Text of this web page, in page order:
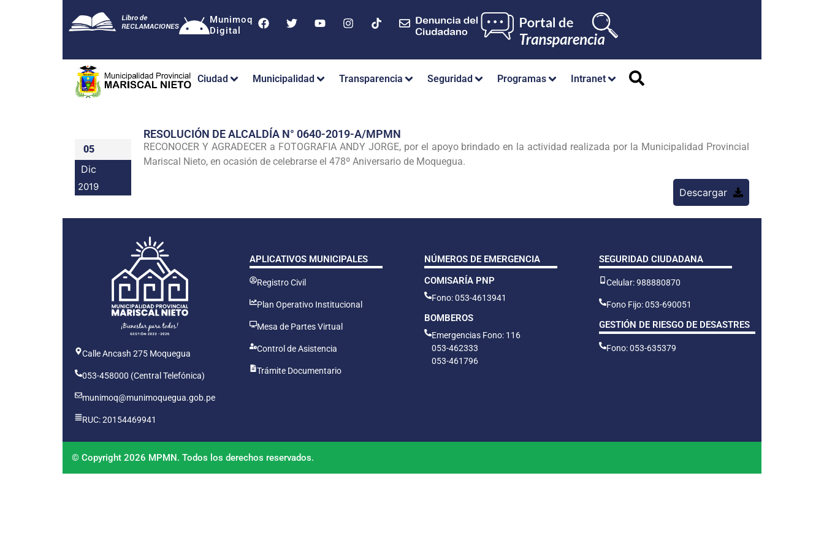
Munimoq
Digital
Ciudad Municipalidad Transparencia Seguridad Programas Intranet
05
Dic
2019
RESOLUCIÓN DE ALCALDÍA N° 0640-2019-A/MPMN
RECONOCER Y AGRADECER a FOTOGRAFIA ANDY JORGE, por el apoyo brindado en la actividad realizada por la Municipalidad Provincial
Mariscal Nieto, en ocasión de celebrarse el 478º Aniversario de Moquegua.
Descargar
Calle Ancash 275 Moquegua
053-458000 (Central Telefónica)
munimoq@munimoquegua.gob.pe
RUC: 20154469941
APLICATIVOS MUNICIPALES
Registro Civil
Plan Operativo Institucional
Mesa de Partes Virtual
Control de Asistencia
Trámite Documentario
NÚMEROS DE EMERGENCIA
COMISARÍA PNP
Fono: 053-4613941
BOMBEROS
Emergencias Fono: 116
053-462333
053-461796
SEGURIDAD CIUDADANA
Celular: 988880870
Fono Fijo: 053-690051
GESTIÓN DE RIESGO DE DESASTRES
Fono: 053-635379
© Copyright 2026 MPMN. Todos los derechos reservados.